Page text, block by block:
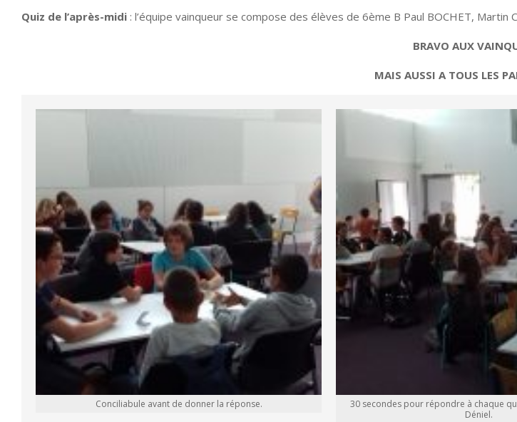
Quiz de l’après-midi : l’équipe vainqueur se compose des élèves de 6ème B Paul BOCHET, Martin
BRAVO AUX
MAIS AUSSI A TOUS LES
Conciliabule avant de donner la réponse.
30 secondes pour répondre à chaque
Déniel.